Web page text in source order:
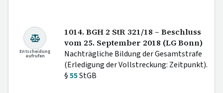
Entscheidung
aufrufen
1014. BGH 2 StR 321/18 – Beschluss
vom 25. September 2018 (LG Bonn)
Nachträgliche Bildung der Gesamtstrafe
(Erledigung der Vollstreckung: Zeitpunkt).
§55StGB